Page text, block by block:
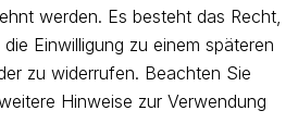
werden. Es besteht das Recht,
Einwilligung zu einem späteren
zu widerrufen. Beachten Sie
Hinweise zur Verwendung
abonnieren
ich die Datenschutzerklärung
gelesen
jederzeit widerrufen.